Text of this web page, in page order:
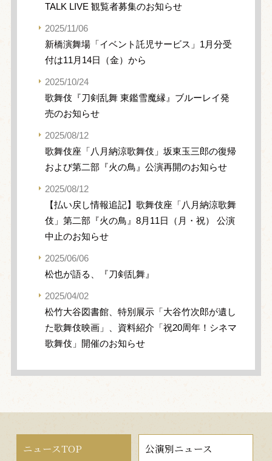
TALK LIVE 観覧者募集のお知らせ
2025/11/06
新橋演舞場「イベント託児サービス」1月分受
付は11月14日（金）から
2025/10/24
歌舞伎『刀剣乱舞 東鑑雪魔縁』ブルーレイ発
売のお知らせ
2025/08/12
歌舞伎座「八月納涼歌舞伎」坂東玉三郎の復帰
および第二部『火の鳥』公演再開のお知らせ
2025/08/12
【払い戻し情報追記】歌舞伎座「八月納涼歌舞
伎」第二部『火の鳥』8月11日（月・祝） 公演
中止のお知らせ
2025/06/06
松也が語る、『刀剣乱舞』
2025/04/02
松竹大谷図書館、特別展示「大谷竹次郎が遺し
た歌舞伎映画」、資料紹介「祝20周年！シネマ
歌舞伎」開催のお知らせ
ニュースTOP 公演別ニュース